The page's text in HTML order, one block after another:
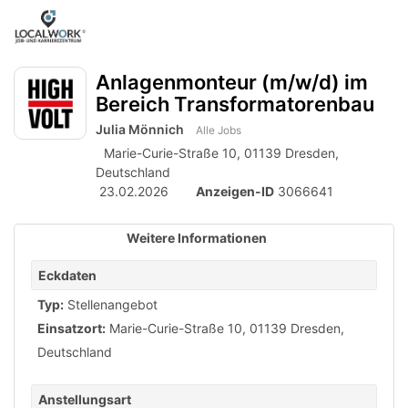
Accessibility
Modus
zur
Navigation
Inhalt
von
mobilem
Endgerät
Anlagenmonteur (m/w/d) im
Bereich Transformatorenbau
Julia Mönnich Alle Jobs
Marie-Curie-Straße 10, 01139 Dresden,
Deutschland
23.02.2026
Anzeigen-ID 3066641
Weitere Informationen
Eckdaten
Typ: Stellenangebot
Einsatzort: Marie-Curie-Straße 10, 01139 Dresden,
Deutschland
Anstellungsart